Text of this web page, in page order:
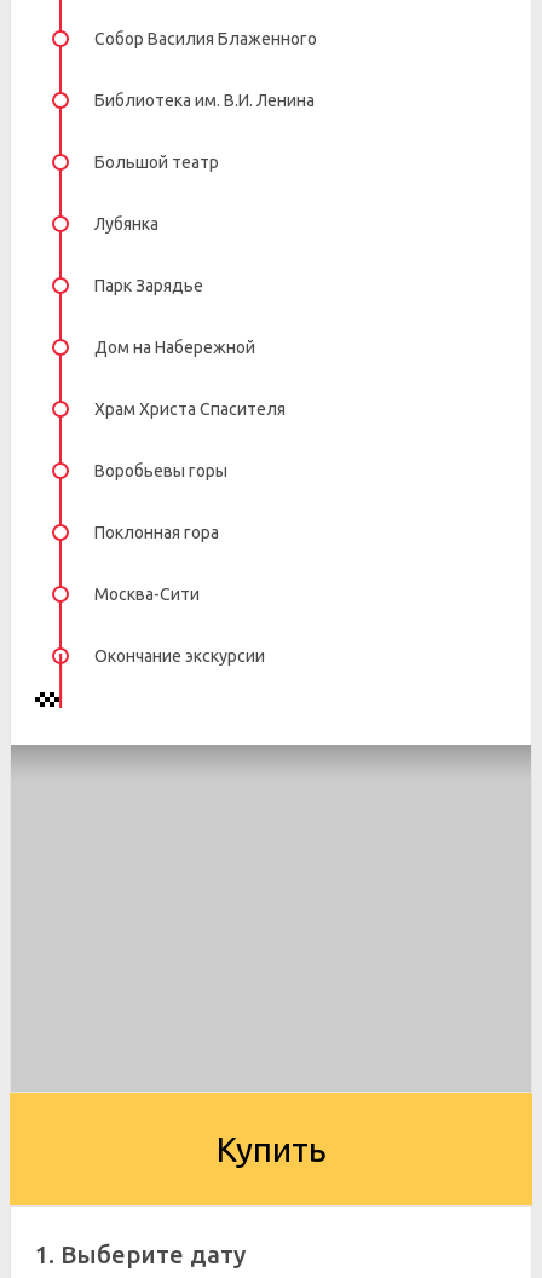
Собор Василия Блаженного
Библиотека им. В.И. Ленина
Большой театр
Лубянка
Парк Зарядье
Дом на Набережной
Храм Христа Спасителя
Воробьевы горы
Поклонная гора
Москва-Сити
Окончание экскурсии
Купить
1. Выберите дату